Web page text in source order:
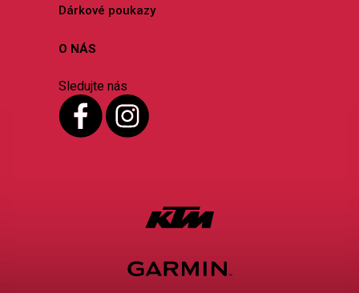
Dárkové poukazy
O NÁS
Sledujte nás